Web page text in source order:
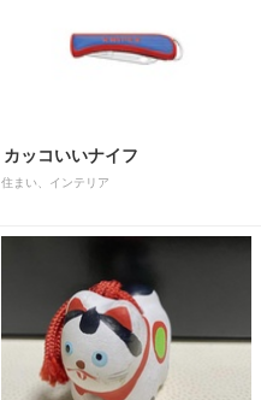
カッコいいナイフ
住まい、インテリア